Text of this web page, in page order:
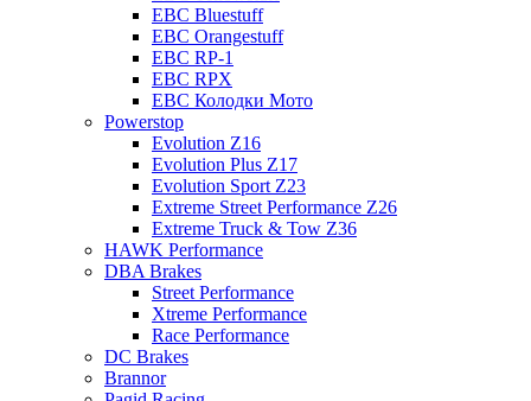
EBC Bluestuff
EBC Orangestuff
EBC RP-1
EBC RPX
EBC Колодки Мото
Powerstop
Evolution Z16
Evolution Plus Z17
Evolution Sport Z23
Extreme Street Performance Z26
Extreme Truck & Tow Z36
HAWK Performance
DBA Brakes
Street Performance
Xtreme Performance
Race Performance
DC Brakes
Brannor